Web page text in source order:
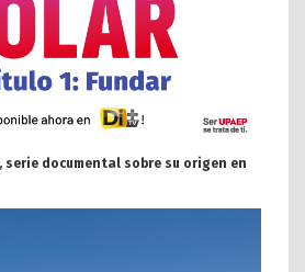
serie documental sobre su origen en